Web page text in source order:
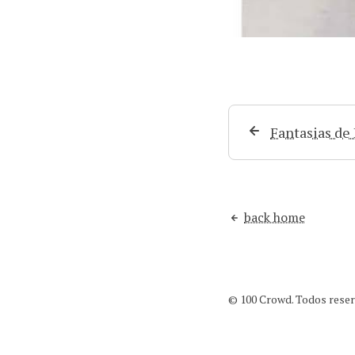
Fantasias
back home
© 100 Crowd. Todos